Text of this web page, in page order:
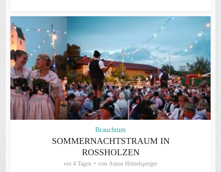
Brauchtum
SOMMERNACHTSTRAUM IN
ROSSHOLZEN
vor 4 Tagen von Anton Hötzelsperger